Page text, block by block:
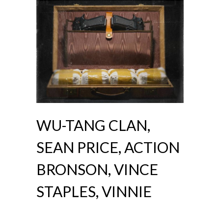
WU-TANG CLAN,
SEAN PRICE, ACTION
BRONSON, VINCE
STAPLES, VINNIE